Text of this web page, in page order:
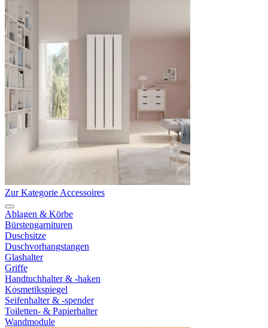
Zur Kategorie Accessoires
Ablagen & Körbe
Bürstengarnituren
Duschsitze
Duschvorhangstangen
Glashalter
Griffe
Handtuchhalter & -haken
Kosmetikspiegel
Seifenhalter & -spender
Toiletten- & Papierhalter
Wandmodule